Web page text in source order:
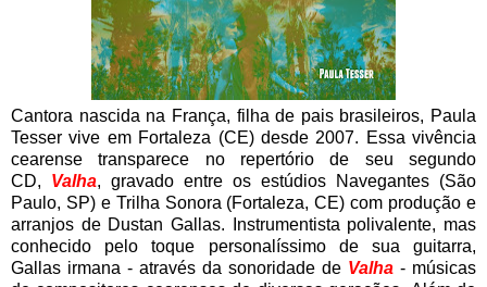
Cantora nascida na França, filha de pais brasileiros, Paula
Tesser vive em Fortaleza (CE) desde 2007. Essa vivência
cearense transparece no repertório de seu segundo
CD, Valha, gravado entre os estúdios Navegantes (São
Paulo, SP) e Trilha Sonora (Fortaleza, CE) com produção e
arranjos de Dustan Gallas. Instrumentista polivalente, mas
conhecido pelo toque personalíssimo de sua guitarra,
Gallas irmana - através da sonoridade de Valha - músicas